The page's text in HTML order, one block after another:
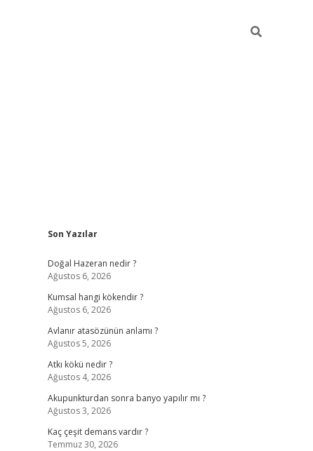
Sidebar
Son Yazılar
Doğal Hazeran nedir ?
Ağustos 6, 2026
Kumsal hangi kökendir ?
Ağustos 6, 2026
Avlanır atasözünün anlamı ?
Ağustos 5, 2026
Atkı kökü nedir ?
Ağustos 4, 2026
Akupunkturdan sonra banyo yapılır mı ?
Ağustos 3, 2026
Kaç çeşit demans vardır ?
Temmuz 30, 2026
ilbet giriş